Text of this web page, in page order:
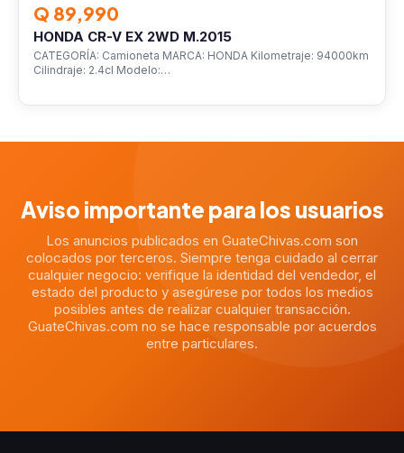
Q 89,990
HONDA CR-V EX 2WD M.2015
CATEGORÍA: Camioneta MARCA: HONDA Kilometraje: 94000km
Cilindraje: 2.4cl Modelo:…
Aviso importante para los usuarios
Los anuncios publicados en GuateChivas.com son
colocados por terceros. Siempre tenga cuidado al cerrar
cualquier negocio: verifique la identidad del vendedor, el
estado del producto y asegúrese por todos los medios
posibles antes de realizar cualquier transacción.
GuateChivas.com no se hace responsable por acuerdos
entre particulares.